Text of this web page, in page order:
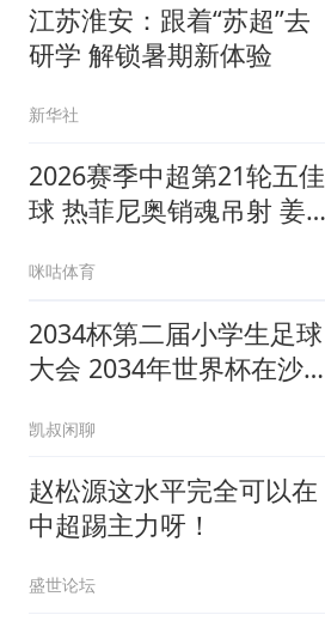
江苏淮安：跟着“苏超”去
研学 解锁暑期新体验
新华社
2026赛季中超第21轮五佳
球 热菲尼奥销魂吊射 姜
咪咕体育
2034杯第二届小学生足球
大会 2034年世界杯在沙特
凯叔闲聊
赵松源这水平完全可以在
中超踢主力呀！
盛世论坛